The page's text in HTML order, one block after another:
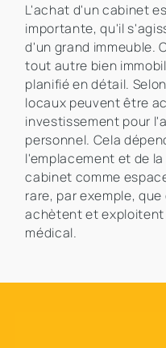
L'achat d'un cabinet
importante, qu'il
d'un grand immeuble.
tout autre bien
planifié en détail.
locaux peuvent être
investissement pour
personnel. Cela
l'emplacement et de
cabinet comme
rare, par exemple,
achètent et
médical.